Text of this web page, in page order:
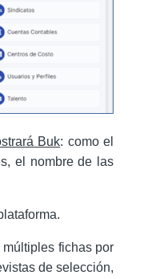
Buk: como el
el nombre de las
fichas por
de selección,